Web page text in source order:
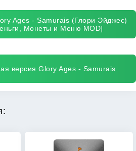
Ages - Samurais (Глори Эйджес)
Монеты и Меню MOD]
версия Glory Ages - Samurais